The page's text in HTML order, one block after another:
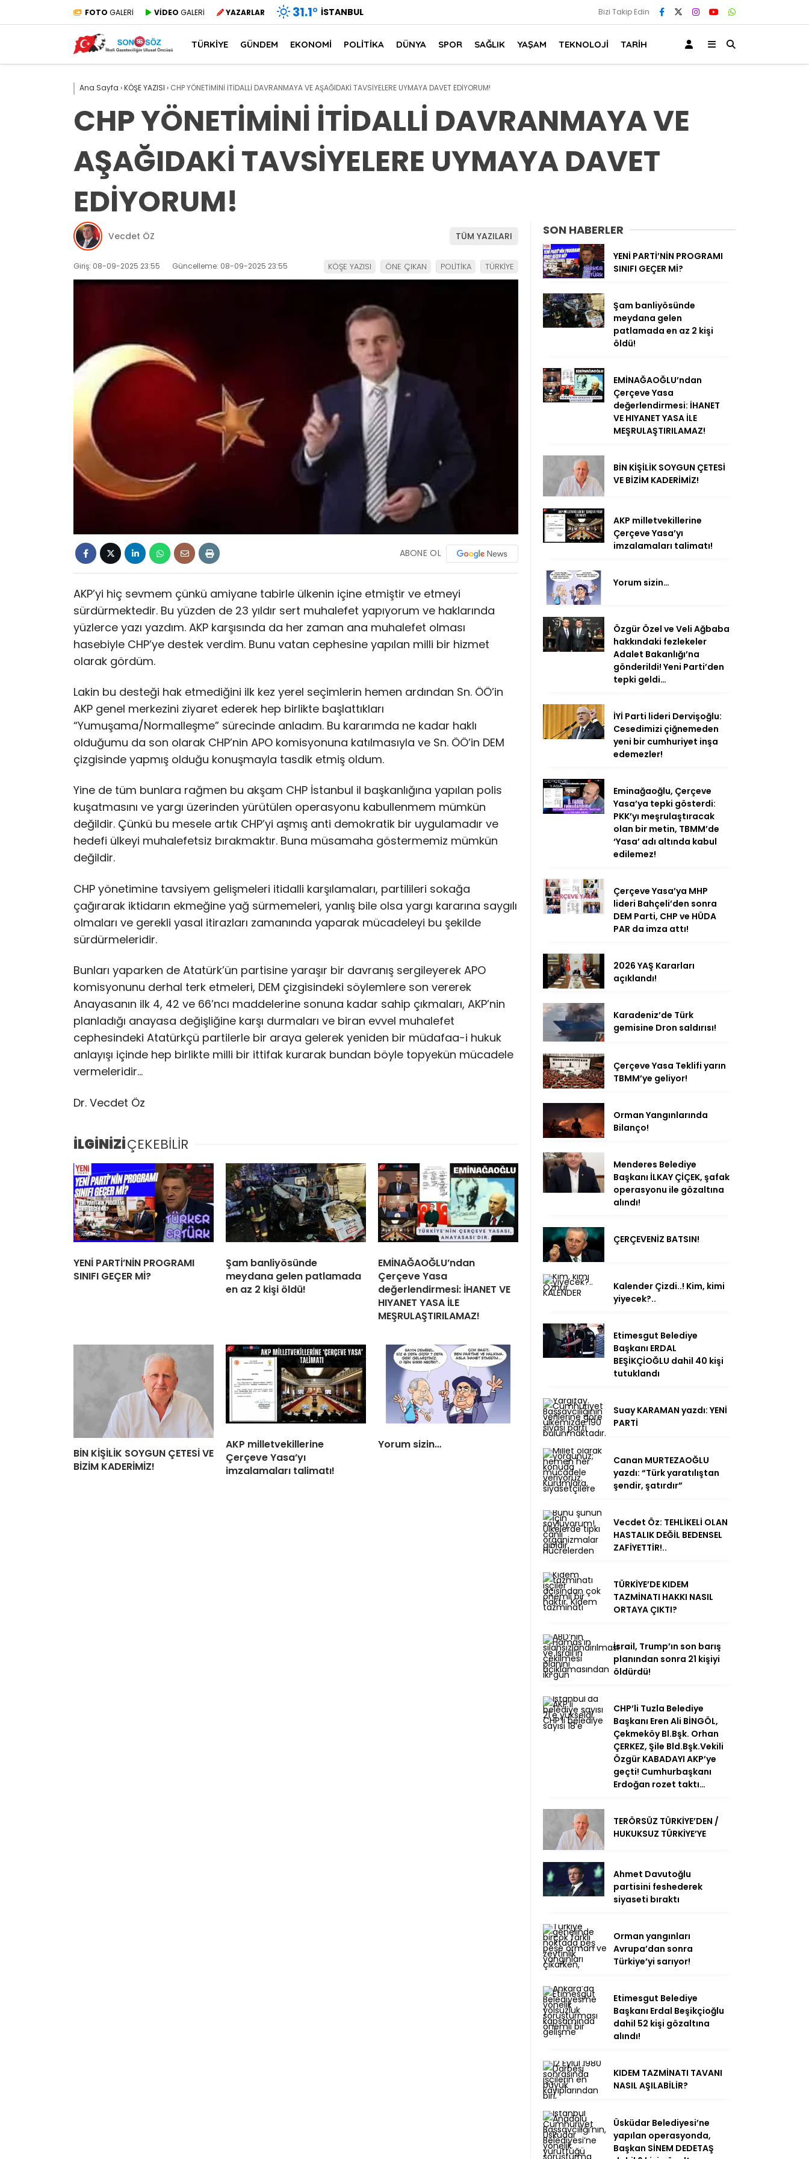
FOTO GALERİ VİDEO GALERİ YAZARLAR 31.1° İSTANBUL Bizi Takip Edin
TÜRKİYE GÜNDEM EKONOMİ POLİTİKA DÜNYA SPOR SAĞLIK YAŞAM TEKNOLOJİ TARİH
Ana Sayfa ›KÖŞE YAZISI › CHP YÖNETİMİNİ İTİDALLİ DAVRANMAYA VE AŞAĞIDAKİ TAVSİYELERE UYMAYA DAVET EDİYORUM!
CHP YÖNETİMİNİ İTİDALLİ DAVRANMAYA VE
AŞAĞIDAKİ TAVSİYELERE UYMAYA DAVET
EDİYORUM!
Vecdet ÖZ TÜM YAZILARI
Giriş: 08-09-2025 23:55 Güncelleme: 08-09-2025 23:55 KÖŞE YAZISI ÖNE ÇIKAN POLİTİKA TÜRKİYE
ABONE OL
AKP’yi hiç sevmem çünkü amiyane tabirle ülkenin içine etmiştir ve etmeyi
sürdürmektedir. Bu yüzden de 23 yıldır sert muhalefet yapıyorum ve haklarında
yüzlerce yazı yazdım. AKP karşısında da her zaman ana muhalefet olması
hasebiyle CHP’ye destek verdim. Bunu vatan cephesine yapılan milli bir hizmet
olarak gördüm.
Lakin bu desteği hak etmediğini ilk kez yerel seçimlerin hemen ardından Sn. ÖÖ’in
AKP genel merkezini ziyaret ederek hep birlikte başlattıkları
“Yumuşama/Normalleşme” sürecinde anladım. Bu kararımda ne kadar haklı
olduğumu da son olarak CHP’nin APO komisyonuna katılmasıyla ve Sn. ÖÖ’in DEM
çizgisinde yapmış olduğu konuşmayla tasdik etmiş oldum.
Yine de tüm bunlara rağmen bu akşam CHP İstanbul il başkanlığına yapılan polis
kuşatmasını ve yargı üzerinden yürütülen operasyonu kabullenmem mümkün
değildir. Çünkü bu mesele artık CHP’yi aşmış anti demokratik bir uygulamadır ve
hedefi ülkeyi muhalefetsiz bırakmaktır. Buna müsamaha göstermemiz mümkün
değildir.
CHP yönetimine tavsiyem gelişmeleri itidalli karşılamaları, partilileri sokağa
çağırarak iktidarın ekmeğine yağ sürmemeleri, yanlış bile olsa yargı kararına saygılı
olmaları ve gerekli yasal itirazları zamanında yaparak mücadeleyi bu şekilde
sürdürmeleridir.
Bunları yaparken de Atatürk’ün partisine yaraşır bir davranış sergileyerek APO
komisyonunu derhal terk etmeleri, DEM çizgisindeki söylemlere son vererek
Anayasanın ilk 4, 42 ve 66’ncı maddelerine sonuna kadar sahip çıkmaları, AKP’nin
planladığı anayasa değişliğine karşı durmaları ve biran evvel muhalefet
cephesindeki Atatürkçü partilerle bir araya gelerek yeniden bir müdafaa-i hukuk
anlayışı içinde hep birlikte milli bir ittifak kurarak bundan böyle topyekün mücadele
vermeleridir…
Dr. Vecdet Öz
İLGİNİZİÇEKEBİLİR
YENİ PARTİ’NİN PROGRAMI
SINIFI GEÇER Mİ?
Şam banliyösünde
meydana gelen patlamada
en az 2 kişi öldü!
EMİNAĞAOĞLU’ndan
Çerçeve Yasa
değerlendirmesi: İHANET VE
HIYANET YASA İLE
MEŞRULAŞTIRILAMAZ!
BİN KİŞİLİK SOYGUN ÇETESİ VE
BİZİM KADERİMİZ!
AKP milletvekillerine
Çerçeve Yasa’yı
imzalamaları talimatı!
Yorum sizin…
SON HABERLER
YENİ PARTİ’NİN PROGRAMI
SINIFI GEÇER Mİ?
Şam banliyösünde
meydana gelen
patlamada en az 2 kişi
öldü!
EMİNAĞAOĞLU’ndan
Çerçeve Yasa
değerlendirmesi: İHANET
VE HIYANET YASA İLE
MEŞRULAŞTIRILAMAZ!
BİN KİŞİLİK SOYGUN ÇETESİ
VE BİZİM KADERİMİZ!
AKP milletvekillerine
Çerçeve Yasa’yı
imzalamaları talimatı!
Yorum sizin…
Özgür Özel ve Veli Ağbaba
hakkındaki fezlekeler
Adalet Bakanlığı’na
gönderildi! Yeni Parti’den
tepki geldi…
İYİ Parti lideri Dervişoğlu:
Cesedimizi çiğnemeden
yeni bir cumhuriyet inşa
edemezler!
Eminağaoğlu, Çerçeve
Yasa’ya tepki gösterdi:
PKK’yı meşrulaştıracak
olan bir metin, TBMM’de
‘Yasa’ adı altında kabul
edilemez!
Çerçeve Yasa’ya MHP
lideri Bahçeli’den sonra
DEM Parti, CHP ve HÜDA
PAR da imza attı!
2026 YAŞ Kararları
açıklandı!
Karadeniz’de Türk
gemisine Dron saldırısı!
Çerçeve Yasa Teklifi yarın
TBMM’ye geliyor!
Orman Yangınlarında
Bilanço!
Menderes Belediye
Başkanı İLKAY ÇİÇEK, şafak
operasyonu ile gözaltına
alındı!
ÇERÇEVENİZ BATSIN!
Kalender Çizdi..! Kim, kimi
yiyecek?..
Etimesgut Belediye
Başkanı ERDAL
BEŞİKÇİOĞLU dahil 40 kişi
tutuklandı
Suay KARAMAN yazdı: YENİ
PARTİ
Canan MURTEZAOĞLU
yazdı: “Türk yaratılıştan
şendir, şatırdır”
Vecdet Öz: TEHLİKELİ OLAN
HASTALIK DEĞİL BEDENSEL
ZAFİYETTİR!..
TÜRKİYE’DE KIDEM
TAZMİNATI HAKKI NASIL
ORTAYA ÇIKTI?
İsrail, Trump’ın son barış
planından sonra 21 kişiyi
öldürdü!
CHP’li Tuzla Belediye
Başkanı Eren Ali BİNGÖL,
Çekmeköy Bl.Bşk. Orhan
ÇERKEZ, Şile Bld.Bşk.Vekili
Özgür KABADAYI AKP’ye
geçti! Cumhurbaşkanı
Erdoğan rozet taktı…
TERÖRSÜZ TÜRKİYE’DEN /
HUKUKSUZ TÜRKİYE’YE
Ahmet Davutoğlu
partisini feshederek
siyaseti bıraktı
Orman yangınları
Avrupa’dan sonra
Türkiye’yi sarıyor!
Etimesgut Belediye
Başkanı Erdal Beşikçioğlu
dahil 52 kişi gözaltına
alındı!
KIDEM TAZMİNATI TAVANI
NASIL AŞILABİLİR?
Üsküdar Belediyesi’ne
yapılan operasyonda,
Başkan SİNEM DEDETAŞ